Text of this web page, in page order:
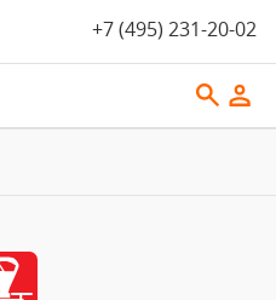
+7 (495) 231-20-02